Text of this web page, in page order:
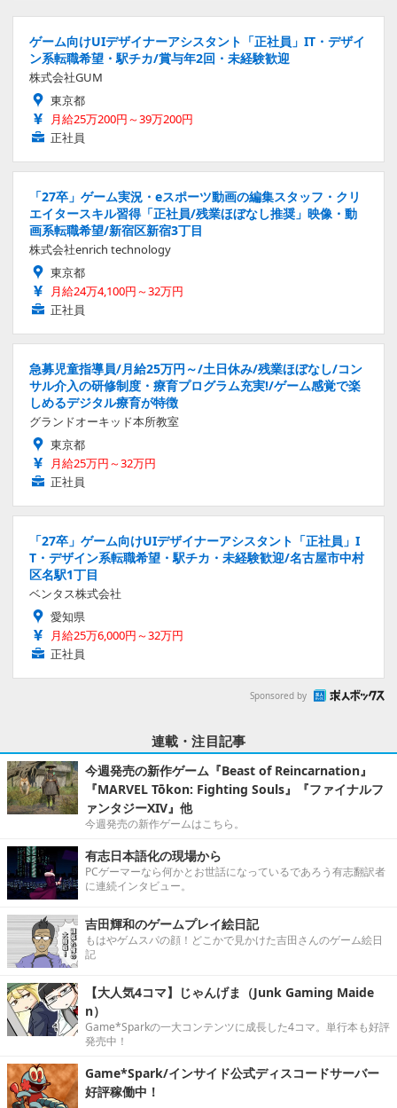
ゲーム向けUIデザイナーアシスタント「正社員」IT・デザイ
ン系転職希望・駅チカ/賞与年2回・未経験歓迎
株式会社GUM
東京都
月給25万200円～39万200円
正社員
「27卒」ゲーム実況・eスポーツ動画の編集スタッフ・クリ
エイタースキル習得「正社員/残業ほぼなし推奨」映像・動
画系転職希望/新宿区新宿3丁目
株式会社enrich technology
東京都
月給24万4,100円～32万円
正社員
急募児童指導員/月給25万円～/土日休み/残業ほぼなし/コン
サル介入の研修制度・療育プログラム充実!/ゲーム感覚で楽
しめるデジタル療育が特徴
グランドオーキッド本所教室
東京都
月給25万円～32万円
正社員
「27卒」ゲーム向けUIデザイナーアシスタント「正社員」I
T・デザイン系転職希望・駅チカ・未経験歓迎/名古屋市中村
区名駅1丁目
ベンタス株式会社
愛知県
月給25万6,000円～32万円
正社員
Sponsored by
連載・注目記事
今週発売の新作ゲーム『Beast of Reincarnation』
『MARVEL Tōkon: Fighting Souls』『ファイナルフ
ァンタジーXIV』他
今週発売の新作ゲームはこちら。
有志日本語化の現場から
PCゲーマーなら何かとお世話になっているであろう有志翻訳者
に連続インタビュー。
吉田輝和のゲームプレイ絵日記
もはやゲムスパの顔！どこかで見かけた吉田さんのゲーム絵日
記
【大人気4コマ】じゃんげま（Junk Gaming Maide
n）
Game*Sparkの一大コンテンツに成長した4コマ。単行本も好評
発売中！
Game*Spark/インサイド公式ディスコードサーバー
好評稼働中！